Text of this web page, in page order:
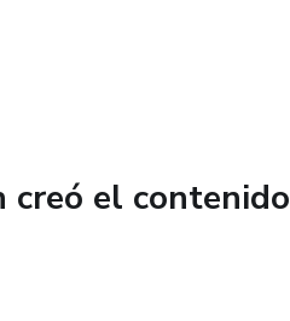
creó el contenido